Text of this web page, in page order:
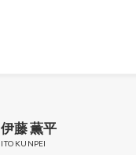
伊藤 薫平
ITO KUNPEI